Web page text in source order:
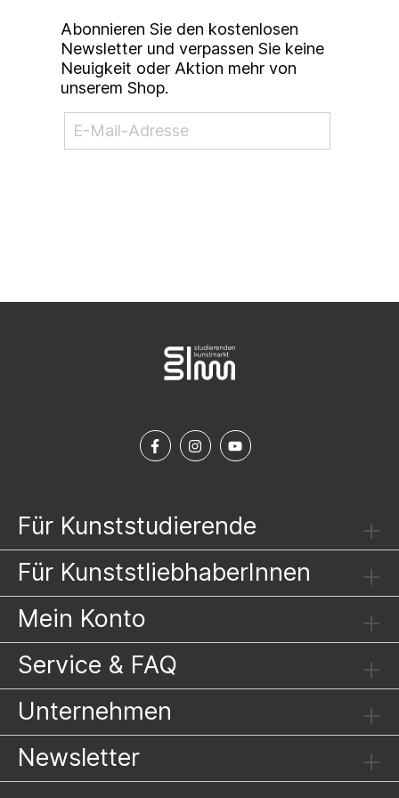
Abonnieren Sie den kostenlosen
Newsletter und verpassen Sie keine
Neuigkeit oder Aktion mehr von
unserem Shop.
Für Kunststudierende
Für KunststliebhaberInnen
Mein Konto
Service & FAQ
Unternehmen
Newsletter